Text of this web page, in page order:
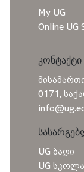
My UG
Online UG
კონტაქტი
0171,
UG ბაღი
UG სკოლა